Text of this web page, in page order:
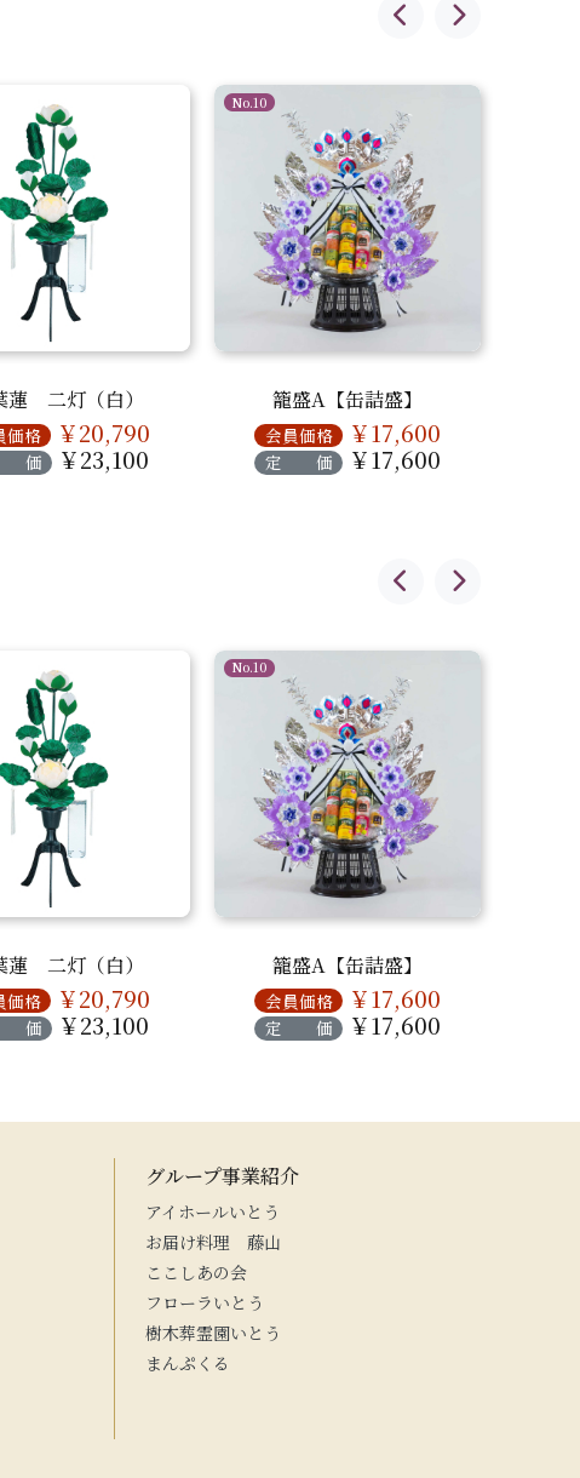
蓮 二灯（白）
価格 ￥20,790
価 ￥23,100
No.10
籠盛A【缶詰盛】
会員価格 ￥17,600
定 価 ￥17,600
蓮 二灯（白）
価格 ￥20,790
価 ￥23,100
No.10
籠盛A【缶詰盛】
会員価格 ￥17,600
定 価 ￥17,600
グループ事業紹介
アイホールいとう
お届け料理 藤山
ここしあの会
フローラいとう
樹木葬霊園いとう
まんぷくる